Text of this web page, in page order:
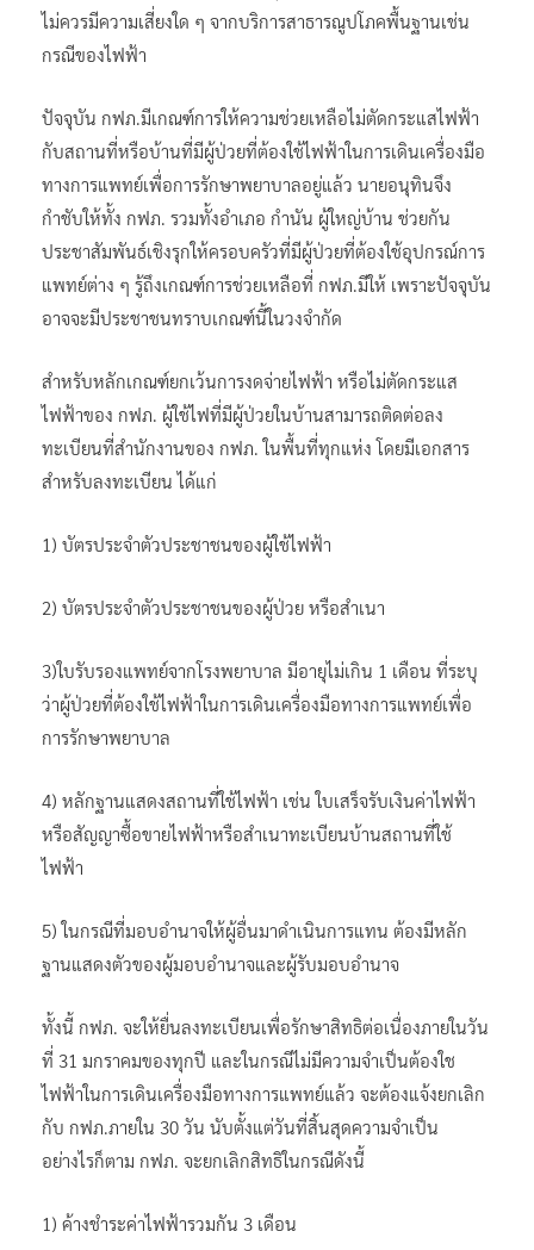
ไม่ควรมีความเสี่ยงใด ๆ จากบริการสาธารณูปโภคพื้นฐานเช่น
กรณีของไฟฟ้า
ปัจจุบัน กฟภ.มีเกณฑ์การให้ความช่วยเหลือไม่ตัดกระแสไฟฟ้า
กับสถานที่หรือบ้านที่มีผู้ป่วยที่ต้องใช้ไฟฟ้าในการเดินเครื่องมือ
ทางการแพทย์เพื่อการรักษาพยาบาลอยู่แล้ว นายอนุทินจึง
กำชับให้ทั้ง กฟภ. รวมทั้งอำเภอ กำนัน ผู้ใหญ่บ้าน ช่วยกัน
ประชาสัมพันธ์เชิงรุกให้ครอบครัวที่มีผู้ป่วยที่ต้องใช้อุปกรณ์การ
แพทย์ต่าง ๆ รู้ถึงเกณฑ์การช่วยเหลือที่ กฟภ.มีให้ เพราะปัจจุบัน
อาจจะมีประชาชนทราบเกณฑ์นี้ในวงจำกัด
สำหรับหลักเกณฑ์ยกเว้นการงดจ่ายไฟฟ้า หรือไม่ตัดกระแส
ไฟฟ้าของ กฟภ. ผู้ใช้ไฟที่มีผู้ป่วยในบ้านสามารถติดต่อลง
ทะเบียนที่สำนักงานของ กฟภ. ในพื้นที่ทุกแห่ง โดยมีเอกสาร
สำหรับลงทะเบียน ได้แก่
1) บัตรประจำตัวประชาชนของผู้ใช้ไฟฟ้า
2) บัตรประจำตัวประชาชนของผู้ป่วย หรือสำเนา
3)ใบรับรองแพทย์จากโรงพยาบาล มีอายุไม่เกิน 1 เดือน ที่ระบุ
ว่าผู้ป่วยที่ต้องใช้ไฟฟ้าในการเดินเครื่องมือทางการแพทย์เพื่อ
การรักษาพยาบาล
4) หลักฐานแสดงสถานที่ใช้ไฟฟ้า เช่น ใบเสร็จรับเงินค่าไฟฟ้า
หรือสัญญาซื้อขายไฟฟ้าหรือสำเนาทะเบียนบ้านสถานที่ใช้
ไฟฟ้า
5) ในกรณีที่มอบอำนาจให้ผู้อื่นมาดำเนินการแทน ต้องมีหลัก
ฐานแสดงตัวของผู้มอบอำนาจและผู้รับมอบอำนาจ
ทั้งนี้ กฟภ. จะให้ยื่นลงทะเบียนเพื่อรักษาสิทธิต่อเนื่องภายในวัน
ที่ 31 มกราคมของทุกปี และในกรณีไม่มีความจำเป็นต้องใช
ไฟฟ้าในการเดินเครื่องมือทางการแพทย์แล้ว จะต้องแจ้งยกเลิก
กับ กฟภ.ภายใน 30 วัน นับตั้งแต่วันที่สิ้นสุดความจำเป็น
อย่างไรก็ตาม กฟภ. จะยกเลิกสิทธิในกรณีดังนี้
1) ค้างชำระค่าไฟฟ้ารวมกัน 3 เดือน